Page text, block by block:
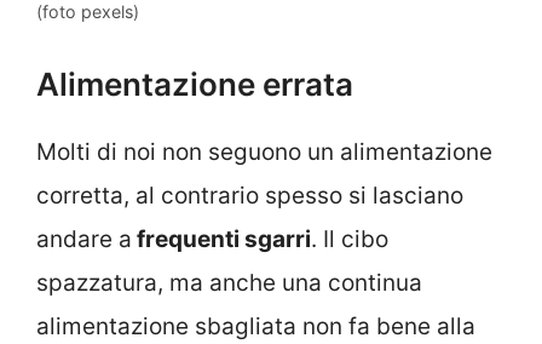
(foto pexels)
Alimentazione errata
Molti di noi non seguono un alimentazione
corretta, al contrario spesso si lasciano
andare a frequenti sgarri. Il cibo
spazzatura, ma anche una continua
alimentazione sbagliata non fa bene alla